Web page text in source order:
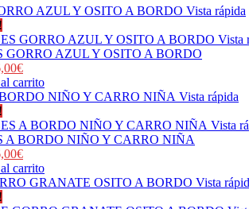
Vista rápida
Vista
GORRO AZUL Y OSITO A BORDO
€
carrito
Vista rápida
Vista
A BORDO NIÑO Y CARRO NIÑA
€
carrito
Vista